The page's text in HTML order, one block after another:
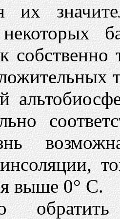
их
некоторых
выше 0° С.